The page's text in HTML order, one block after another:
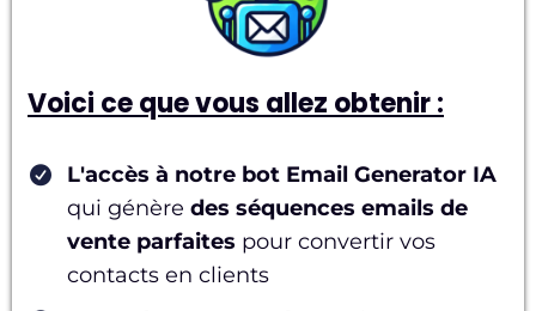
Voici ce que vous allez obtenir :
L'accès à notre bot Email Generator IA
qui génère des séquences emails de
vente parfaites pour convertir vos
contacts en clients